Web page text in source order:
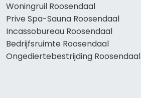
Woningruil Roosendaal
Prive Spa-Sauna Roosendaal
Incassobureau Roosendaal
Bedrijfsruimte Roosendaal
Ongediertebestrijding Roosendaal